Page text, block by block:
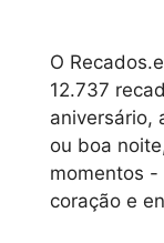
O
12.737
aniversário,
ou boa
momentos -
coração e